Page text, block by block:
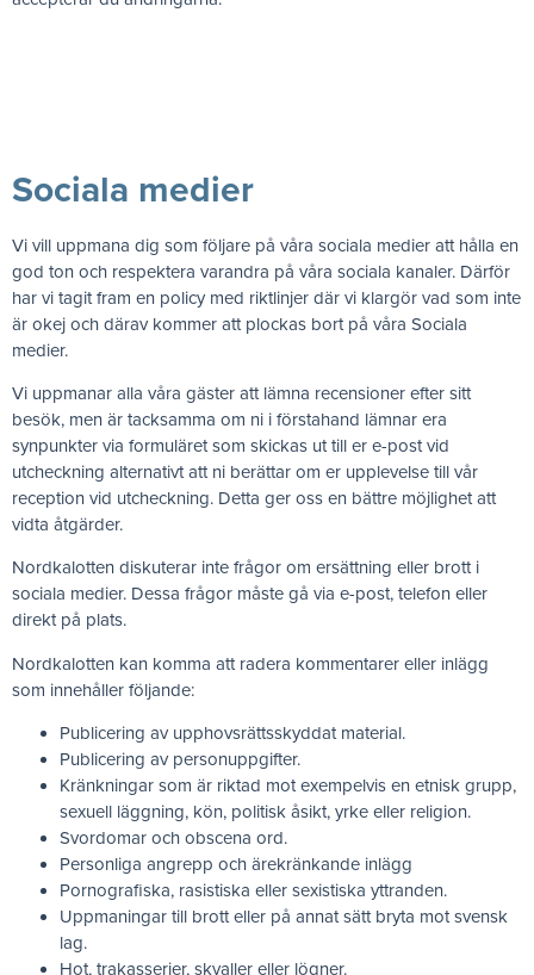
Sociala medier
Vi vill uppmana dig som följare på våra sociala medier att hålla en
god ton och respektera varandra på våra sociala kanaler. Därför
har vi tagit fram en policy med riktlinjer där vi klargör vad som inte
är okej och därav kommer att plockas bort på våra Sociala
medier.
Vi uppmanar alla våra gäster att lämna recensioner efter sitt
besök, men är tacksamma om ni i förstahand lämnar era
synpunkter via formuläret som skickas ut till er e-post vid
utcheckning alternativt att ni berättar om er upplevelse till vår
reception vid utcheckning. Detta ger oss en bättre möjlighet att
vidta åtgärder.
Nordkalotten diskuterar inte frågor om ersättning eller brott i
sociala medier. Dessa frågor måste gå via e-post, telefon eller
direkt på plats.
Nordkalotten kan komma att radera kommentarer eller inlägg
som innehåller följande:
Publicering av upphovsrättsskyddat material.
Publicering av personuppgifter.
Kränkningar som är riktad mot exempelvis en etnisk grupp,
sexuell läggning, kön, politisk åsikt, yrke eller religion.
Svordomar och obscena ord.
Personliga angrepp och ärekränkande inlägg
Pornografiska, rasistiska eller sexistiska yttranden.
Uppmaningar till brott eller på annat sätt bryta mot svensk
lag.
Hot, trakasserier, skvaller eller lögner.